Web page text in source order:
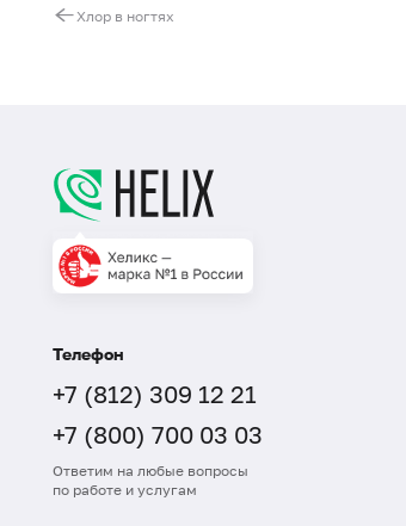
Хлор в ногтях
Телефон
+7 (812) 309 12 21
+7 (800) 700 03 03
Ответим на любые вопросы
по работе и услугам